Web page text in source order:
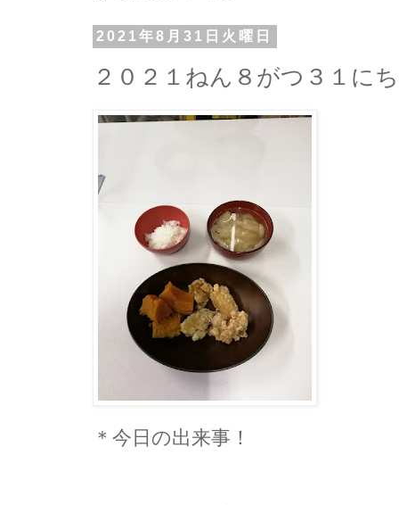
2021年8月31日火曜日
２０２１ねん８がつ３１に
＊今日の出来事！